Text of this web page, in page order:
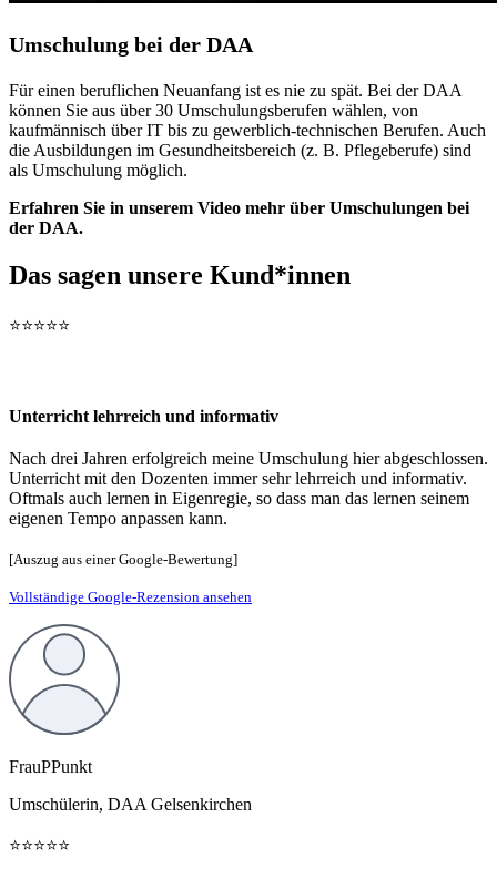
Umschulung bei der DAA
Für einen beruflichen Neuanfang ist es nie zu spät. Bei der DAA
können Sie aus über 30 Umschulungsberufen wählen, von
kaufmännisch über IT bis zu gewerblich-technischen Berufen. Auch
die Ausbildungen im Gesundheitsbereich (z. B. Pflegeberufe) sind
als Umschulung möglich.
Erfahren Sie in unserem Video mehr über Umschulungen bei
der DAA.
Das sagen unsere Kund*innen
⭐️⭐️⭐️⭐️⭐️
Unterricht lehrreich und informativ
Nach drei Jahren erfolgreich meine Umschulung hier abgeschlossen.
Unterricht mit den Dozenten immer sehr lehrreich und informativ.
Oftmals auch lernen in Eigenregie, so dass man das lernen seinem
eigenen Tempo anpassen kann.
[Auszug aus einer Google-Bewertung]
Vollständige Google-Rezension ansehen
FrauPPunkt
Umschülerin, DAA Gelsenkirchen
⭐️⭐️⭐️⭐️⭐️